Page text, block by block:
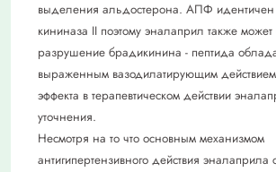
выделения альдостерона. АПФ идентичен
кининаза II поэтому эналаприл также может
разрушение брадикинина - пептида
выраженным вазодилатирующим
эффекта в терапевтическом действии
уточнения.
Несмотря на то что основным механизмом
антигипертензивного действия эналаприла